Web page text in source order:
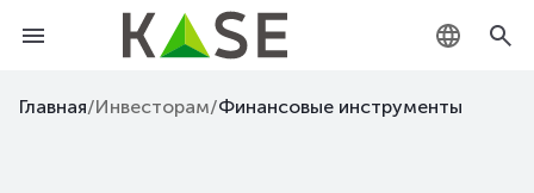
KZ
Главная/Инвесторам/Финансовые инструменты